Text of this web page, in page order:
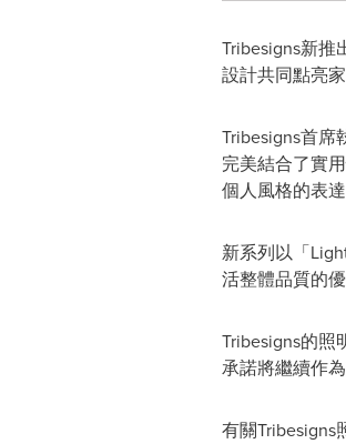
Tribesigns新推
設計共同點亮
Tribesigns首席
完美結合了實
個人風格的表
新系列以「
活整體品質的優
Tribesigns的照
承諾將繼續作
有關Tribesigns